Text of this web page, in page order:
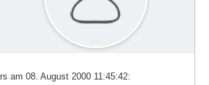
am 08. August 2000 11:45:42: